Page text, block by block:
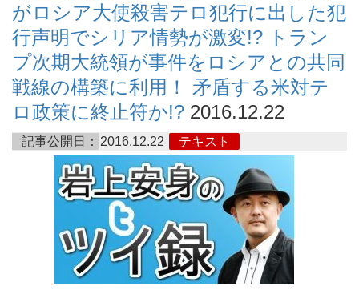
がロシア大使殺害テロ犯行に出した犯
行声明でシリア情勢が激変!? トラン
プ次期大統領が事件をロシアとの共同
戦線の構築に利用！ 矛盾する米対テ
ロ政策に終止符か!? 2016.12.22
記事公開日： 2016.12.22 テキスト